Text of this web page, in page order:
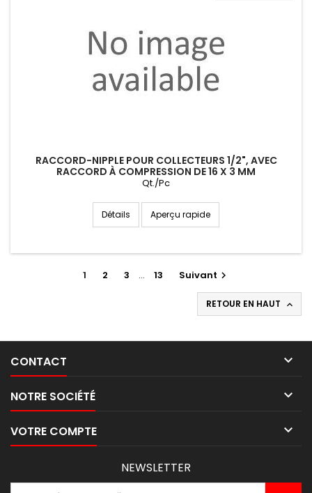
RACCORD-NIPPLE POUR COLLECTEURS 1/2", AVEC
RACCORD À COMPRESSION DE 16 X 3 MM
Qt./Pc
Détails Aperçu rapide
1 2 3 … 13 Suivant 
RETOUR EN HAUT 
CONTACT 
NOTRE SOCIÉTÉ 
VOTRE COMPTE 
NEWSLETTER